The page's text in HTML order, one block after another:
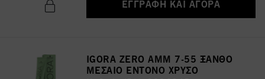
ΕΓΓΡΑΦΉ ΚΑΙ ΑΓΟΡΆ
IGORA ZERO AMM 7-55 ΞΑΝΘΟ
ΜΕΣΑΙΟ ΕΝΤΟΝΟ ΧΡΥΣΟ